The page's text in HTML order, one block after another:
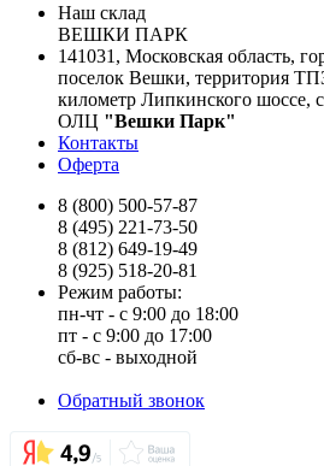
Наш склад
ВЕШКИ ПАРК
141031, Московская область,
поселок Вешки, территория
километр Липкинского шоссе,
ОЛЦ "Вешки Парк"
Контакты
Оферта
8 (800) 500-57-87
8 (495) 221-73-50
8 (812) 649-19-49
8 (925) 518-20-81
Режим работы:
пн-чт - с 9:00 до 18:00
пт - с 9:00 до 17:00
сб-вс - выходной
Обратный звонок